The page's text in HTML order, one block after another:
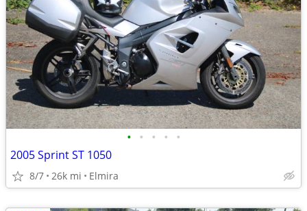
• • • • •
2005 Sprint ST 1050
8/7 26k mi Elmira